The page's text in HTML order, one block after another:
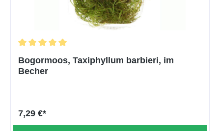
Durchschnittliche Bewertung von 5 von 5 Sternen
Bogormoos, Taxiphyllum barbieri, im
Becher
7,29 €*